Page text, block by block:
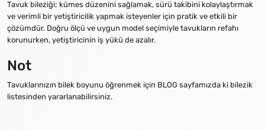
Tavuk bileziği; kümes düzenini sağlamak, sürü takibini kolaylaştırmak
ve verimli bir yetiştiricilik yapmak isteyenler için pratik ve etkili bir
çözümdür. Doğru ölçü ve uygun model seçimiyle tavukların refahı
korunurken, yetiştiricinin iş yükü de azalır.
Not
Tavuklarınızın bilek boyunu öğrenmek için BLOG sayfamızda ki bilezik
listesinden yararlanabilirsiniz.